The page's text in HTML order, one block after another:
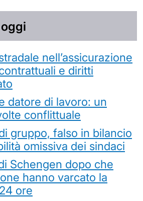
nell’assicurazione
e diritti
datore di lavoro: un
conflittuale
gruppo, falso in bilancio
omissiva dei sindaci
Schengen dopo che
hanno varcato la
ore